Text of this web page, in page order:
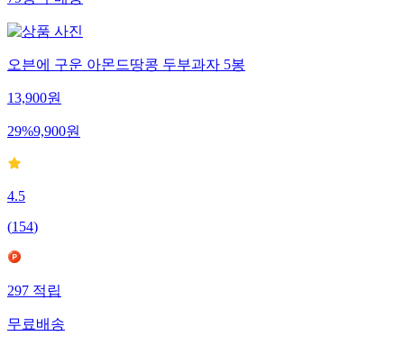
79명구매중
오븐에 구운 아몬드땅콩 두부과자 5봉
13,900원
29%9,900원
4.5
(154)
297적립
무료배송